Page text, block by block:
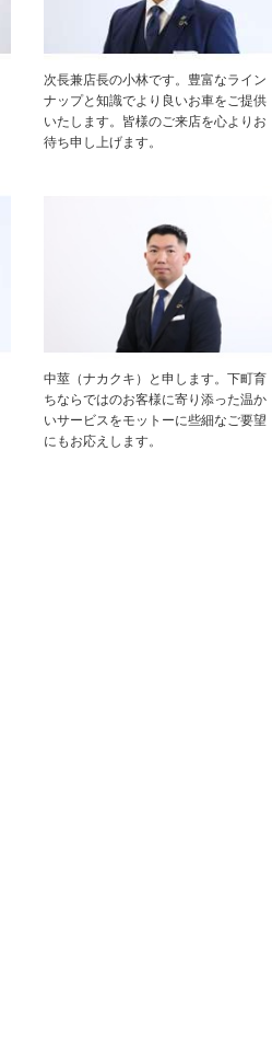
次長兼店長の小林です。豊富なライン
ナップと知識でより良いお車をご提供
いたします。皆様のご来店を心よりお
待ち申し上げます。
中莖（ナカクキ）と申します。下町育
ちならではのお客様に寄り添った温か
いサービスをモットーに些細なご要望
にもお応えします。